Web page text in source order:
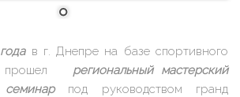
в г. Днепре на базе спортивного
прошел региональный мастерский
семинарпод руководством гранд